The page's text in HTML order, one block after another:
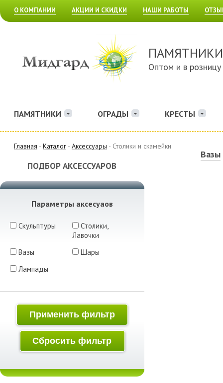
О КОМПАНИИ АКЦИИ И СКИДКИ НАШИ РАБОТЫ
ПАМЯТНИКИ
Оптом и в розницу
ПАМЯТНИКИ ОГРАДЫ КРЕСТЫ
Главная - Каталог - Аксессуары - Столики и скамейки
ПОДБОР АКСЕССУАРОВ
Параметры аксесуаов
Скульптуры
Столики,
Лавочки
Вазы
Шары
Лампады
Применить фильтр
Сбросить фильтр
Вазы